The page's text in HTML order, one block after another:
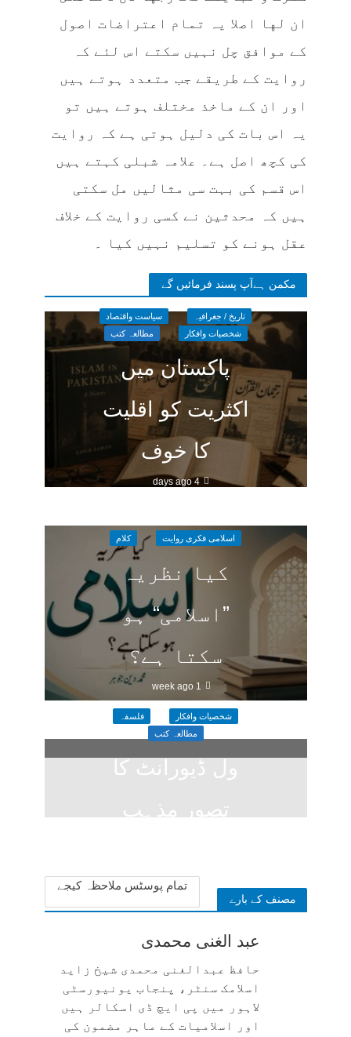
ان لها اصلا یہ تمام اعتراضات اصول
کے موافق چل نہیں سکتے اس لئے کہ
روایت کے طریقے جب متعدد ہوتے ہیں
اور ان کے ماخذ مختلف ہوتے ہیں تو
یہ اس بات کی دلیل ہوتی ہے کہ روایت
کی کچھ اصل ہے۔ علامہ شبلی کہتے ہیں
اس قسم کی بہت سی مثالیں مل سکتی
ہیں کہ محدثین نے کسی روایت کے خلاف
عقل ہونے کو تسلیم نہیں کیا ۔
مکمن ہےآپ پسند فرمائیں گے
تاریخ / جغرافیہ
سیاست واقتصاد
شخصیات وافکار
مطالعہ کتب
پاکستان میں
اکثریت کو اقلیت
کا خوف
4 days ago
اسلامی فکری روایت کلام
کیا نظریہ
”اسلامی“ ہو
سکتا ہے؟
1 week ago
شخصیات وافکار
فلسفہ
مطالعہ کتب
ول ڈیورانٹ کا
تصورِ مذہب
مصنف کے بارے
تمام پوسٹس ملاحظہ کیجے
عبد الغنی محمدی
حافظ عبدالغنی محمدی شیخ زاید
اسلامک سنٹر، پنجاب یونیورسٹی
لاہور میں پی ایچ ڈی اسکالر ہیں
اور اسلامیات کے ماہر مضمون کی